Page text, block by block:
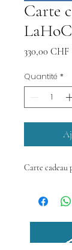
Carte
330,00 CHF
Quantité *
Carte cadeau